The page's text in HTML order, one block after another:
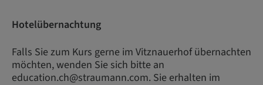
Hotelübernachtung
Falls Sie zum Kurs gerne im Vitznauerhof übernachten
möchten, wenden Sie sich bitte an
education.ch@straumann.com. Sie erhalten im